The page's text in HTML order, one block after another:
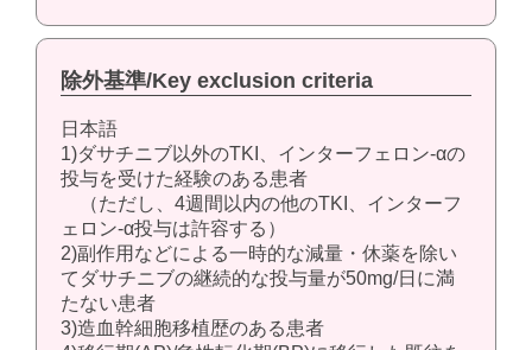
除外基準/Key exclusion criteria
日本語
1)ダサチニブ以外のTKI、インターフェロン-αの
投与を受けた経験のある患者
（ただし、4週間以内の他のTKI、インターフ
ェロン-α投与は許容する）
2)副作用などによる一時的な減量・休薬を除い
てダサチニブの継続的な投与量が50mg/日に満
たない患者
3)造血幹細胞移植歴のある患者